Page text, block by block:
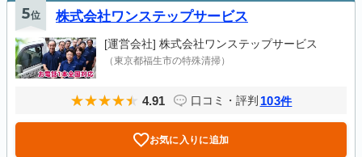
5位 株式会社ワンステップサービス
[運営会社] 株式会社ワンステップサービス
（東京都福生市の特殊清掃）
4.91 口コミ・評判 103件
お気に入りに追加